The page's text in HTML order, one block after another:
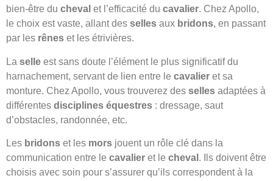
bien-être du cheval et l’efficacité du cavalier. Chez Apollo,
le choix est vaste, allant des selles aux bridons, en passant
par les rênes et les étrivières.
La selle est sans doute l’élément le plus significatif du
harnachement, servant de lien entre le cavalier et sa
monture. Chez Apollo, vous trouverez des selles adaptées à
différentes disciplines équestres : dressage, saut
d’obstacles, randonnée, etc.
Les bridons et les mors jouent un rôle clé dans la
communication entre le cavalier et le cheval . Ils doivent être
choisis avec soin pour s’assurer qu’ils correspondent à la